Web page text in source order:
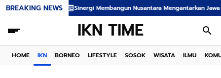
BREAKING NEWS
Sinergi Membangun Nusantara Mengantarkan Jawa Tengah Raih
IKN TIME
HOME IKN BORNEO LIFESTYLE SOSOK WISATA ILMU